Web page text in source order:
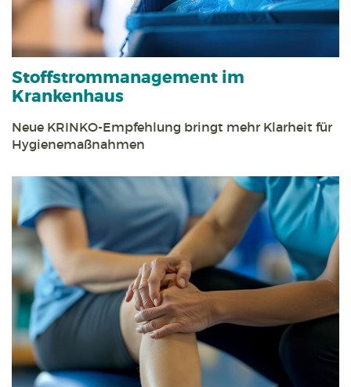
Stoff­strom­management im
Krankenhaus
Neue KRINKO-Empfehlung bringt mehr Klarheit für
Hygienemaßnahmen